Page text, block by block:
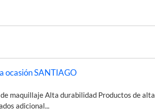
ocasión SANTIAGO
maquillaje Alta durabilidad Productos de alta
adicional...